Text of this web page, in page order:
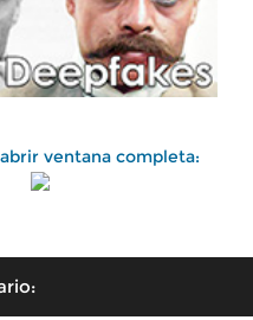
ventana completa: